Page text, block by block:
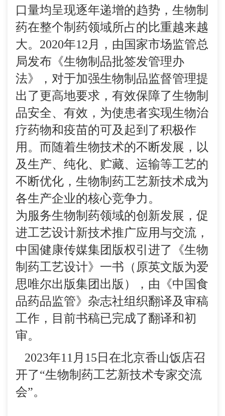
口量均呈现逐年递增的趋势，生物制
药在整个制药领域所占的比重越来越
大。2020年12月，由国家市场监管总
局发布《生物制品批签发管理办
法》，对于加强生物制品监督管理提
出了更高地要求，有效保障了生物制
品安全、有效，为使患者实现生物治
疗药物和疫苗的可及起到了积极作
用。而随着生物技术的不断发展，以
及生产、纯化、贮藏、运输等工艺的
不断优化，生物制药工艺新技术成为
各生产企业的核心竞争力。
为服务生物制药领域的创新发展，促
进工艺设计新技术推广应用与交流，
中国健康传媒集团版权引进了《生物
制药工艺设计》一书（原英文版为爱
思唯尔出版集团出版），由《中国食
品药品监管》杂志社组织翻译及审稿
工作，目前书稿已完成了翻译和初
审。
2023年11月15日在北京香山饭店召
开了“生物制药工艺新技术专家交流
会”。